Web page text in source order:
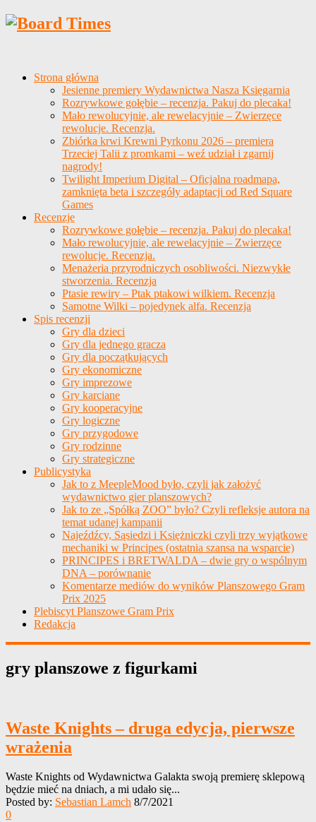
Strona główna
Jesienne premiery Wydawnictwa Nasza Księgarnia
Rozrywkowe gołębie – recenzja. Pakuj do plecaka!
Mało rewolucyjnie, ale rewelacyjnie – Zwierzęce
rewolucje. Recenzja.
Zbiórka krwi Krewni Pyrkonu 2026 – premiera
Trzeciej Talii z promkami – weź udział i zgarnij
nagrody!
Twilight Imperium Digital – Oficjalna roadmapa,
zamknięta beta i szczegóły adaptacji od Red Square
Games
Recenzje
Rozrywkowe gołębie – recenzja. Pakuj do plecaka!
Mało rewolucyjnie, ale rewelacyjnie – Zwierzęce
rewolucje. Recenzja.
Menażeria przyrodniczych osobliwości. Niezwykłe
stworzenia. Recenzja
Ptasie rewiry – Ptak ptakowi wilkiem. Recenzja
Samotne Wilki – pojedynek alfa. Recenzja
Spis recenzji
Gry dla dzieci
Gry dla jednego gracza
Gry dla początkujących
Gry ekonomiczne
Gry imprezowe
Gry karciane
Gry kooperacyjne
Gry logiczne
Gry przygodowe
Gry rodzinne
Gry strategiczne
Publicystyka
Jak to z MeepleMood było, czyli jak założyć
wydawnictwo gier planszowych?
Jak to ze „Spółką ZOO” było? Czyli refleksje autora na
temat udanej kampanii
Najeźdźcy, Sąsiedzi i Księżniczki czyli trzy wyjątkowe
mechaniki w Principes (ostatnia szansa na wsparcie)
PRINCIPES i BRETWALDA – dwie gry o wspólnym
DNA – porównanie
Komentarze mediów do wyników Planszowego Gram
Prix 2025
Plebiscyt Planszowe Gram Prix
Redakcja
gry planszowe z figurkami
Waste Knights – druga edycja, pierwsze
wrażenia
Waste Knights od Wydawnictwa Galakta swoją premierę sklepową
będzie mieć na dniach, a mi udało się...
Posted by: Sebastian Lamch 8/7/2021
0